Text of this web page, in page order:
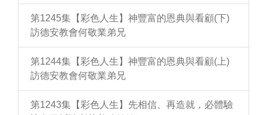
第1245集【彩色人生】神豐富的恩典與看顧(下)
訪德安教會何敬業弟兄
第1244集【彩色人生】神豐富的恩典與看顧(上)
訪德安教會何敬業弟兄
第1243集【彩色人生】先相信、再造就，必體驗